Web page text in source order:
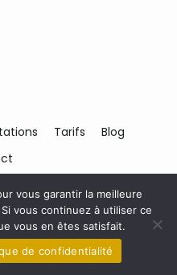
Tarifs
Blog
Magnétisme
Graphisme
vous garantir la meilleure
vous continuez à utiliser ce
vous en êtes satisfait.
de confidentialité